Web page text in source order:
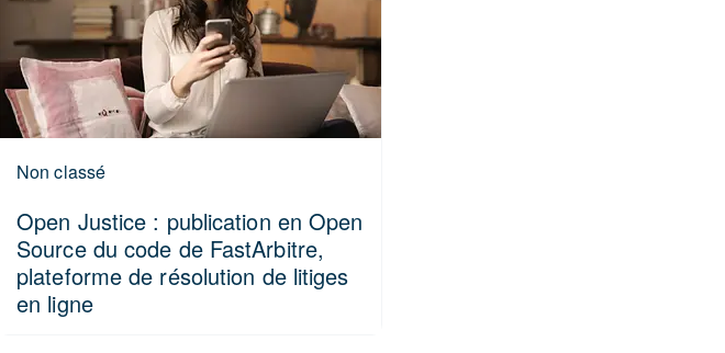
Non classé
Open Justice : publication en Open
Source du code de FastArbitre,
plateforme de résolution de litiges
en ligne